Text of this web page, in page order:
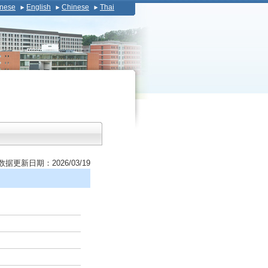
English Chinese Thai
据更新日期：2026/03/19